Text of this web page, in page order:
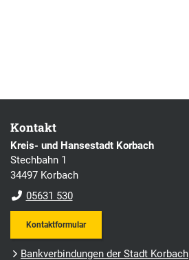
Kontakt
Kreis- und Hansestadt Korbach
Stechbahn 1
34497 Korbach
05631 530
Kontaktformular
Bankverbindungen der Stadt Korbach